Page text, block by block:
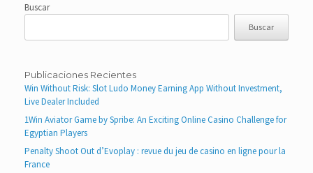
Buscar
Buscar
Publicaciones Recientes
Win Without Risk: Slot Ludo Money Earning App Without Investment,
Live Dealer Included
1Win Aviator Game by Spribe: An Exciting Online Casino Challenge for
Egyptian Players
Penalty Shoot Out d’Evoplay : revue du jeu de casino en ligne pour la
France